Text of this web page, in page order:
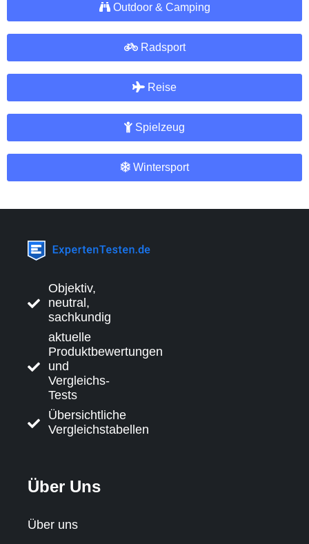
Outdoor & Camping
Radsport
Reise
Spielzeug
Wintersport
Objektiv,
neutral,
sachkundig
aktuelle
Produktbewertungen
und
Vergleichs-
Tests
Übersichtliche
Vergleichstabellen
Über Uns
Über uns